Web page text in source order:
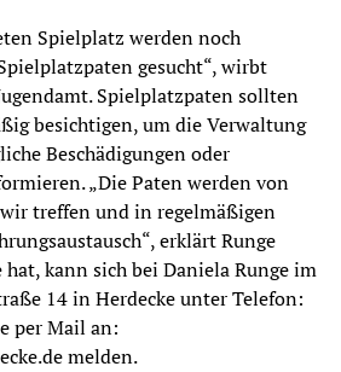
Spielplatz werden noch
gesucht“, wirbt
Spielplatzpaten sollten
besichtigen, um die Verwaltung
Beschädigungen oder
„Die Paten werden von
treffen und in regelmäßigen
erklärt Runge
hat, kann sich bei Daniela Runge im
14 in Herdecke unter Telefon:
per Mail an:
melden.